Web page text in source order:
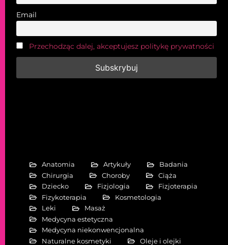
Email
Przechodząc dalej, akceptujesz politykę prywatności
Anatomia Artykuły
Badania
Chirurgia
Choroby
Ciąża
Dziecko
Fizjologia
Fizjoterapia
Fizykoterapia
Kosmetologia
Leki
Masaż
Medycyna estetyczna
Medycyna niekonwencjonalna
Naturalne kosmetyki
Oleje i olejki